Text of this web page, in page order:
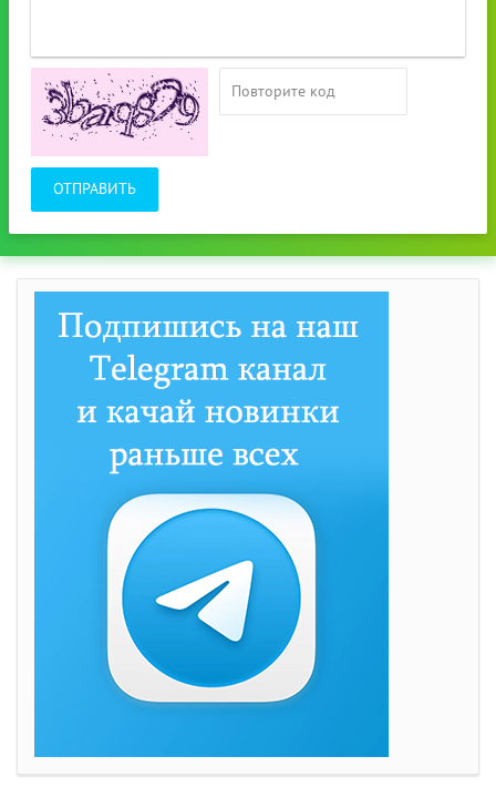
ОТПРАВИТЬ